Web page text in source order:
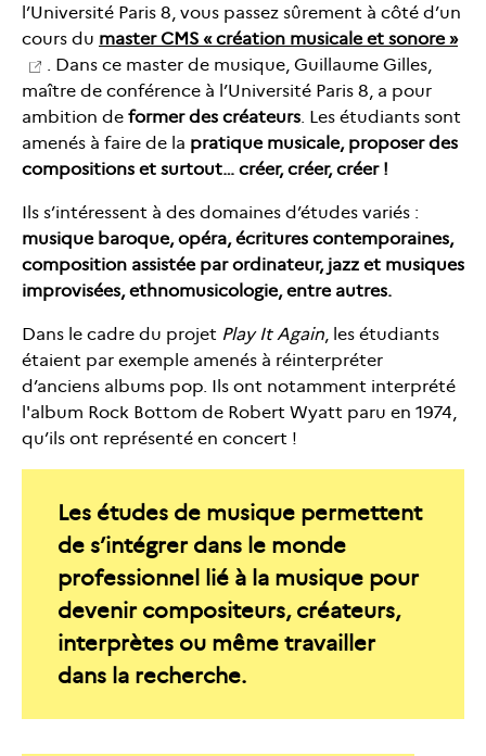
l’Université Paris 8, vous passez sûrement à côté d’un
cours du master CMS « création musicale et sonore »
. Dans ce master de musique, Guillaume Gilles,
maître de conférence à l’Université Paris 8, a pour
ambition de former des créateurs. Les étudiants sont
amenés à faire de la pratique musicale, proposer des
compositions et surtout… créer, créer, créer !
Ils s’intéressent à des domaines d’études variés :
musique baroque, opéra, écritures contemporaines,
composition assistée par ordinateur, jazz et musiques
improvisées, ethnomusicologie, entre autres.
Dans le cadre du projet Play It Again, les étudiants
étaient par exemple amenés à réinterpréter
d’anciens albums pop. Ils ont notamment interprété
l'album Rock Bottom de Robert Wyatt paru en 1974,
qu’ils ont représenté en concert !
Les études de musique permettent
de s’intégrer dans le monde
professionnel lié à la musique pour
devenir compositeurs, créateurs,
interprètes ou même travailler
dans la recherche.